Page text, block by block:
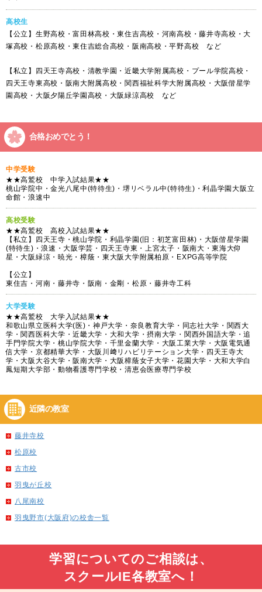
高校生
【公立】生野高校・富田林高校・東住吉高校・河南高校・藤井寺高校・大
塚高校・松原高校・東住吉総合高校・阪南高校・平野高校 など
【私立】四天王寺高校・清教学園・近畿大学附属高校・プール学院高校・
四天王寺東高校・阪南大附属高校・関西福祉科学大附属高校・大阪偕星学
園高校・大阪夕陽丘学園高校・大阪緑涼高校 など
合格おめでとう！
中学受験
★★高鷲校 中学入試結果★★
桃山学院中・金光八尾中(特待生)・堺リベラル中(特待生)・利晶学園大阪立
命館・浪速中
高校受験
★★高鷲校 高校入試結果★★
【私立】四天王寺・桃山学院・利晶学園(旧：初芝富田林)・大阪偕星学園
(特待生)・浪速・大阪学芸・四天王寺東・上宮太子・阪南大・東海大仰
星・大阪緑涼・暁光・樟蔭・東大阪大学附属柏原・EXPG高等学院
【公立】
東住吉・河南・藤井寺・阪南・金剛・松原・藤井寺工科
大学受験
★★高鷲校 大学入試結果★★
和歌山県立医科大学(医)・神戸大学・奈良教育大学・同志社大学・関西大
学・関西医科大学・近畿大学・大和大学・摂南大学・関西外国語大学・追
手門学院大学・桃山学院大学・千里金蘭大学・大阪工業大学・大阪電気通
信大学・京都精華大学・大阪川﨑リハビリテーション大学・四天王寺大
学・大阪大谷大学・阪南大学・大阪樟蔭女子大学・花園大学・大和大学白
鳳短期大学部・動物看護専門学校・清恵会医療専門学校
近隣の教室
藤井寺校
松原校
古市校
羽曳が丘校
八尾南校
羽曳野市(大阪府)の校舎一覧
学習についてのご相談は、
スクールIE各教室へ！